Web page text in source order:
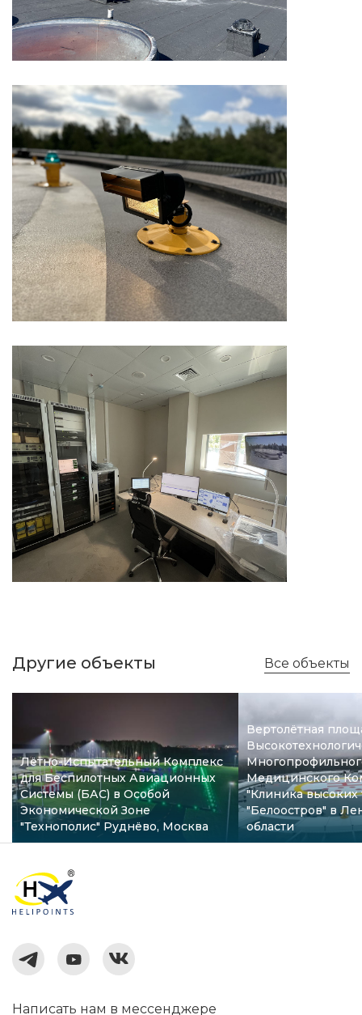
Другие объекты Все объекты
Лётно-Испытательный Комплекс
для Беспилотных Авиационных
Системы (БАС) в Особой
Экономической Зоне
"Технополис" Руднёво, Москва
Вертолётная
Медицинского
"Клиника высоких
"Белоостров" в
области
Написать нам в мессенджере